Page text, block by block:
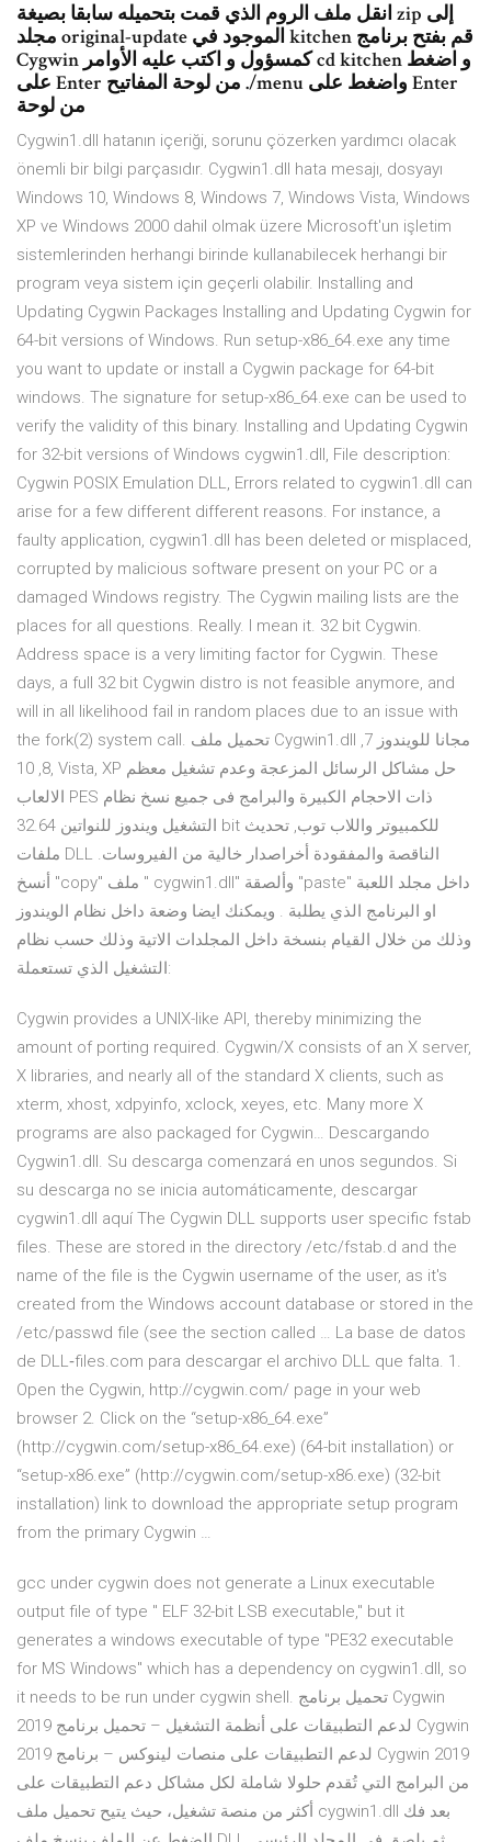
انقل ملف الروم الذي قمت بتحميله سابقا بصيغة zip إلى
مجلد original-update الموجود في kitchen قم بفتح برنامج
Cygwin كمسؤول و اكتب عليه الأوامر cd kitchen و اضغط
على Enter من لوحة المفاتيح ./menu واضغط على Enter
من لوحة
Cygwin1.dll hatanın içeriği, sorunu çözerken yardımcı olacak
önemli bir bilgi parçasıdır. Cygwin1.dll hata mesajı, dosyayı
Windows 10, Windows 8, Windows 7, Windows Vista, Windows
XP ve Windows 2000 dahil olmak üzere Microsoft'un işletim
sistemlerinden herhangi birinde kullanabilecek herhangi bir
program veya sistem için geçerli olabilir. Installing and
Updating Cygwin Packages Installing and Updating Cygwin for
64-bit versions of Windows. Run setup-x86_64.exe any time
you want to update or install a Cygwin package for 64-bit
windows. The signature for setup-x86_64.exe can be used to
verify the validity of this binary. Installing and Updating Cygwin
for 32-bit versions of Windows cygwin1.dll, File description:
Cygwin POSIX Emulation DLL, Errors related to cygwin1.dll can
arise for a few different different reasons. For instance, a
faulty application, cygwin1.dll has been deleted or misplaced,
corrupted by malicious software present on your PC or a
damaged Windows registry. The Cygwin mailing lists are the
places for all questions. Really. I mean it. 32 bit Cygwin.
Address space is a very limiting factor for Cygwin. These
days, a full 32 bit Cygwin distro is not feasible anymore, and
will in all likelihood fail in random places due to an issue with
the fork(2) system call. تحميل ملف Cygwin1.dll مجانا للويندوز 7,
8, 10, Vista, XP حل مشاكل الرسائل المزعجة وعدم تشغيل معظم
الالعاب PES ذات الاحجام الكبيرة والبرامج فى جميع نسخ نظام
التشغيل ويندوز للنواتين 32.64 bit للكمبيوتر واللاب توب, تحديث
ملفات DLL الناقصة والمفقودة أخراصدار خالية من الفيروسات.
أنسخ "copy" ملف " cygwin1.dll" وألصقة "paste" داخل مجلد اللعبة
او البرنامج الذي يطلبة . ويمكنك ايضا وضعة داخل نظام الويندوز
وذلك من خلال القيام بنسخة داخل المجلدات الاتية وذلك حسب نظام
التشغيل الذي تستعملة:
Cygwin provides a UNIX-like API, thereby minimizing the
amount of porting required. Cygwin/X consists of an X server,
X libraries, and nearly all of the standard X clients, such as
xterm, xhost, xdpyinfo, xclock, xeyes, etc. Many more X
programs are also packaged for Cygwin… Descargando
Cygwin1.dll. Su descarga comenzará en unos segundos. Si
su descarga no se inicia automáticamente, descargar
cygwin1.dll aquí The Cygwin DLL supports user specific fstab
files. These are stored in the directory /etc/fstab.d and the
name of the file is the Cygwin username of the user, as it's
created from the Windows account database or stored in the
/etc/passwd file (see the section called … La base de datos
de DLL‑files.com para descargar el archivo DLL que falta. 1.
Open the Cygwin, http://cygwin.com/ page in your web
browser 2. Click on the “setup-x86_64.exe”
(http://cygwin.com/setup-x86_64.exe) (64-bit installation) or
“setup-x86.exe” (http://cygwin.com/setup-x86.exe) (32-bit
installation) link to download the appropriate setup program
from the primary Cygwin …
gcc under cygwin does not generate a Linux executable
output file of type " ELF 32-bit LSB executable," but it
generates a windows executable of type "PE32 executable
for MS Windows" which has a dependency on cygwin1.dll, so
it needs to be run under cygwin shell. تحميل برنامج Cygwin
2019 لدعم التطبيقات على أنظمة التشغيل – تحميل برنامج Cygwin
2019 لدعم التطبيقات على منصات لينوكس – برنامج Cygwin 2019
من البرامج التي تُقدم حلولا شاملة لكل مشاكل دعم التطبيقات على
أكثر من منصة تشغيل، حيث يتيح تحميل ملف cygwin1.dll بعد فك